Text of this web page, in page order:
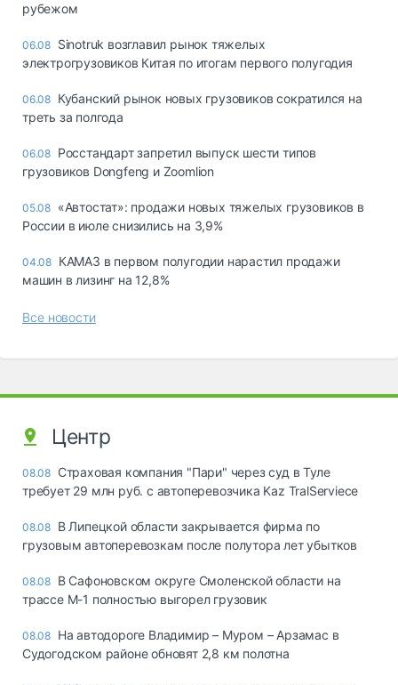
рубежом
06.08 Sinotruk возглавил рынок тяжелых
электрогрузовиков Китая по итогам первого полугодия
06.08 Кубанский рынок новых грузовиков сократился на
треть за полгода
06.08 Росстандарт запретил выпуск шести типов
грузовиков Dongfeng и Zoomlion
05.08 «Автостат»: продажи новых тяжелых грузовиков в
России в июле снизились на 3,9%
04.08 КАМАЗ в первом полугодии нарастил продажи
машин в лизинг на 12,8%
Все новости
Центр
08.08 Страховая компания "Пари" через суд в Туле
требует 29 млн руб. с автоперевозчика Kaz TralServiece
08.08 В Липецкой области закрывается фирма по
грузовым автоперевозкам после полутора лет убытков
08.08 В Сафоновском округе Смоленской области на
трассе М-1 полностью выгорел грузовик
08.08 На автодороге Владимир – Муром – Арзамас в
Судогодском районе обновят 2,8 км полотна